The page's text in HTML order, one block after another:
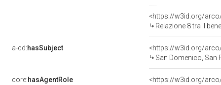
<https://w3id.org/
Relazione 8 tra il
a-cd:hasSubject
<https://w3id.org/
San Domenico, San
core:hasAgentRole
<https://w3id.org/